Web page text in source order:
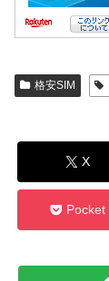
格安SIM
X
Pocket